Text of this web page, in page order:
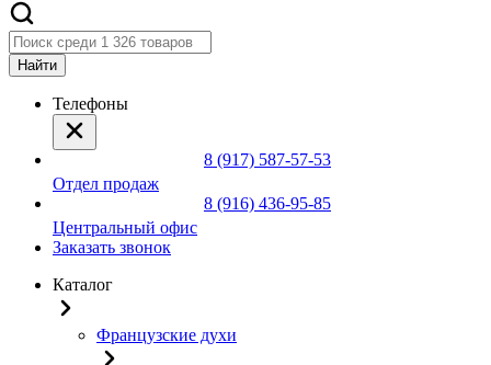
Найти
Телефоны
8 (917) 587-57-53
Отдел продаж
8 (916) 436-95-85
Центральный офис
Заказать звонок
Каталог
Французские духи